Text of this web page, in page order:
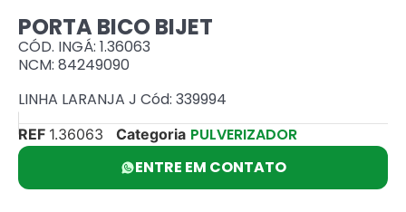
PORTA BICO BIJET
CÓD. INGÁ: 1.36063
NCM: 84249090
LINHA LARANJA J Cód: 339994
REF 1.36063 Categoria PULVERIZADOR
ENTRE EM CONTATO